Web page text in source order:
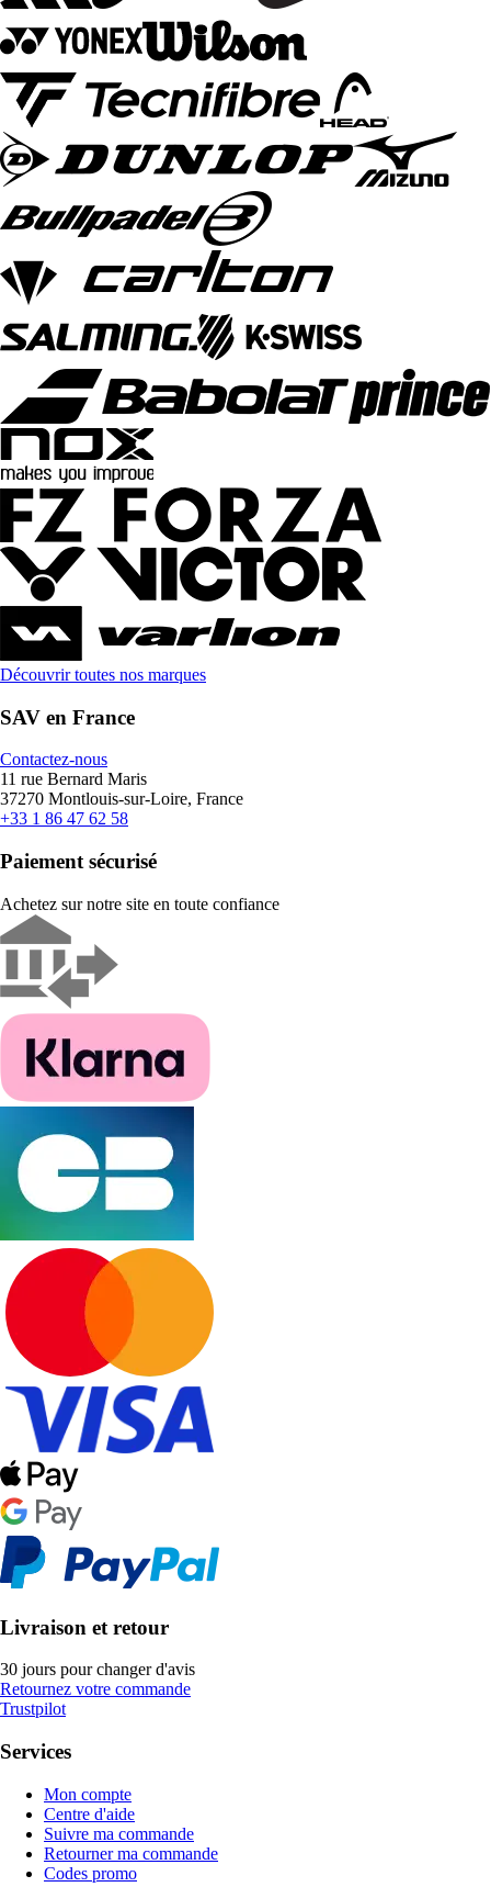
Découvrir toutes nos marques
SAV en France
Contactez-nous
11 rue Bernard Maris
37270 Montlouis-sur-Loire, France
+33 1 86 47 62 58
Paiement sécurisé
Achetez sur notre site en toute confiance
Livraison et retour
30 jours pour changer d'avis
Retournez votre commande
Trustpilot
Services
Mon compte
Centre d'aide
Suivre ma commande
Retourner ma commande
Codes promo